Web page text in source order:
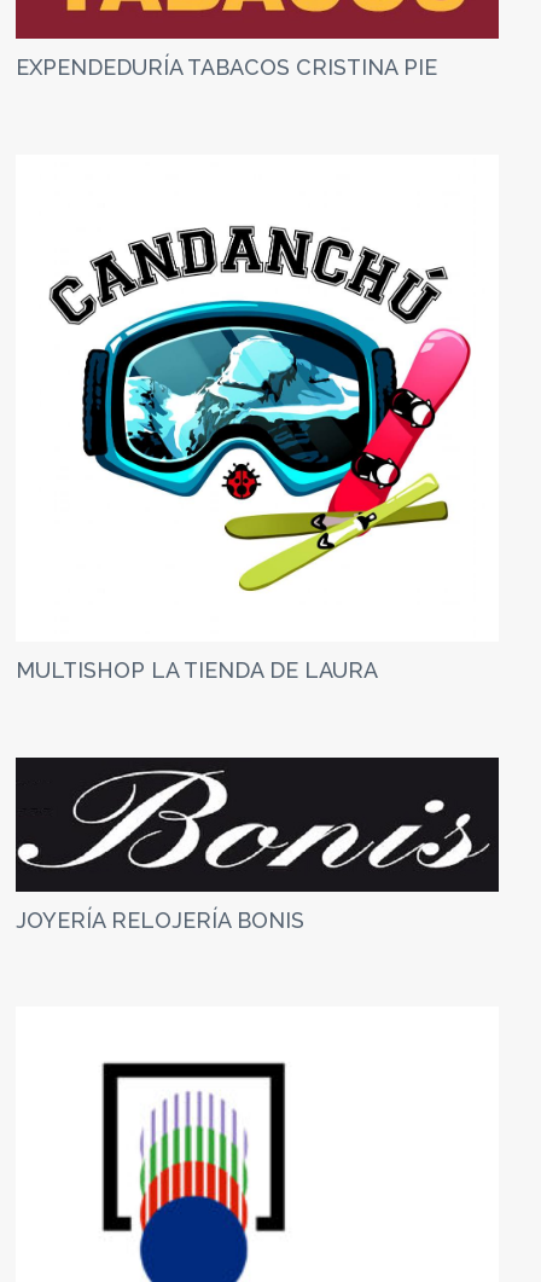
EXPENDEDURÍA TABACOS CRISTINA PIE
MULTISHOP LA TIENDA DE LAURA
JOYERÍA RELOJERÍA BONIS